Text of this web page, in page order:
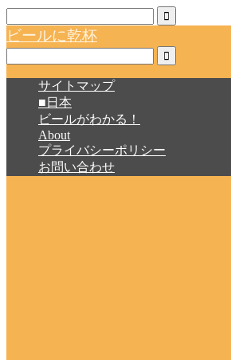
ビールに乾杯
サイトマップ
■日本
ビールがわかる！
About
プライバシーポリシー
お問い合わせ